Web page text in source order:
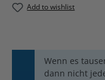
Add to wishlist
Wenn es
dann nicht